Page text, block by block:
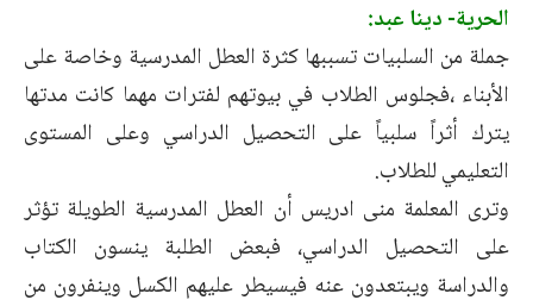
الحرية- دينا عبد:
جملة من السلبيات تسببها كثرة العطل المدرسية وخاصة على
الأبناء ،فجلوس الطلاب في بيوتهم لفترات مهما كانت مدتها
يترك أثراً سلبياً على التحصيل الدراسي وعلى المستوى
التعليمي للطلاب.
وترى المعلمة منى ادريس أن العطل المدرسية الطويلة تؤثر
على التحصيل الدراسي، فبعض الطلبة ينسون الكتاب
والدراسة ويبتعدون عنه فيسيطر عليهم الكسل وينفرون من